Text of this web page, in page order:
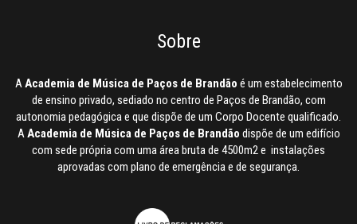
Sobre
AAcademia de Música de Paços de Brandão é um estabelecimento
de ensino privado, sediado no centro de Paços de Brandão, com
autonomia pedagógica e que dispõe de um Corpo Docente qualificado.
AAcademia de Música de Paços de Brandão dispõe de um edifício
com sede própria com uma área bruta de 4500m2 e instalações
aprovadas com plano de emergência e de segurança.